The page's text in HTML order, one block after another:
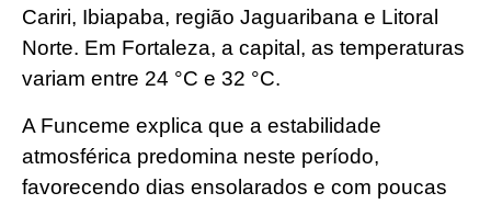
Cariri, Ibiapaba, região Jaguaribana e Litoral
Norte. Em Fortaleza, a capital, as temperaturas
variam entre 24 °C e 32 °C.
A Funceme explica que a estabilidade
atmosférica predomina neste período,
favorecendo dias ensolarados e com poucas